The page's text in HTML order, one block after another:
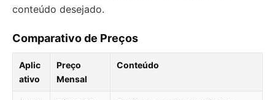
conteúdo desejado.
Comparativo de Preços
Aplic
ativo
Preço
Mensal
Conteúdo